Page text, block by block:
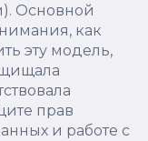
Основной
как
эту модель,
прав
и работе с